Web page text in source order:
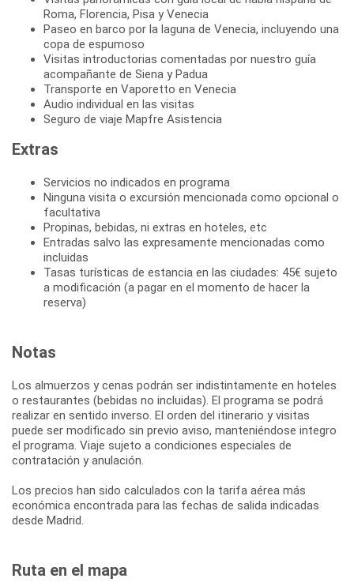
Roma, Florencia, Pisa y Venecia
Paseo en barco por la laguna de Venecia, incluyendo una
copa de espumoso
Visitas introductorias comentadas por nuestro guía
acompañante de Siena y Padua
Transporte en Vaporetto en Venecia
Audio individual en las visitas
Seguro de viaje Mapfre Asistencia
Extras
Servicios no indicados en programa
Ninguna visita o excursión mencionada como opcional o
facultativa
Propinas, bebidas, ni extras en hoteles, etc
Entradas salvo las expresamente mencionadas como
incluidas
Tasas turísticas de estancia en las ciudades: 45€ sujeto
a modificación (a pagar en el momento de hacer la
reserva)
Notas
Los almuerzos y cenas podrán ser indistintamente en hoteles
o restaurantes (bebidas no incluidas). El programa se podrá
realizar en sentido inverso. El orden del itinerario y visitas
puede ser modificado sin previo aviso, manteniéndose integro
el programa. Viaje sujeto a condiciones especiales de
contratación y anulación.
Los precios han sido calculados con la tarifa aérea más
económica encontrada para las fechas de salida indicadas
desde Madrid.
Ruta en el mapa